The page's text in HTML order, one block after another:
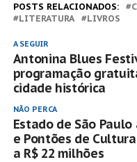
POSTS RELACIONADOS:
LITERATURA
LIVROS
A SEGUIR
Antonina Blues
programação
cidade histórica
NÃO PERCA
Estado de São
e Pontões de
a R$ 22 milhões